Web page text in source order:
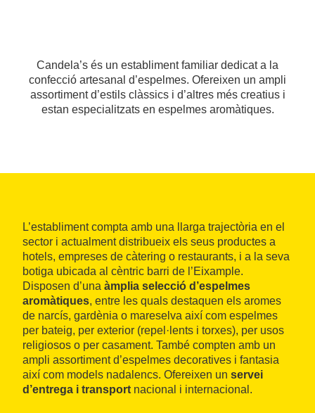
Candela’s és un establiment familiar dedicat a la
confecció artesanal d’espelmes. Ofereixen un ampli
assortiment d’estils clàssics i d’altres més creatius i
estan especialitzats en espelmes aromàtiques.
L’establiment compta amb una llarga trajectòria en el
sector i actualment distribueix els seus productes a
hotels, empreses de càtering o restaurants, i a la seva
botiga ubicada al cèntric barri de l’Eixample.
Disposen d’una àmplia selecció d’espelmes
aromàtiques, entre les quals destaquen els aromes
de narcís, gardènia o mareselva així com espelmes
per bateig, per exterior (repel·lents i torxes), per usos
religiosos o per casament. També compten amb un
ampli assortiment d’espelmes decoratives i fantasia
així com models nadalencs. Ofereixen un servei
d’entrega i transport nacional i internacional.